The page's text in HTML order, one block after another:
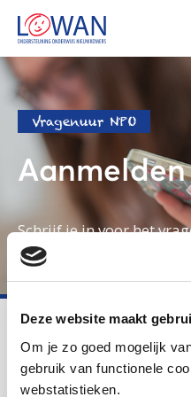
Deze website maakt
Om je zo goed mogelijk
gebruik van functionele
webstatistieken.
Vragenuur NPO
Aanmelden
Schrijf je in voor het
LOWAN
Voortgezet
Aanmelden vragenuur